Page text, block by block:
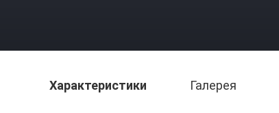
Характеристики Галерея